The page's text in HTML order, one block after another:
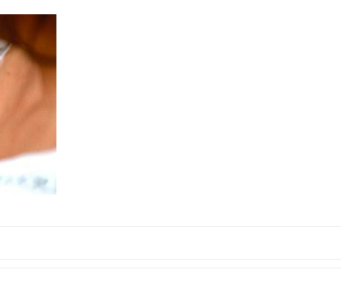
Grossesse à risque : ce jus
naturel attire l'attention
des chercheurs